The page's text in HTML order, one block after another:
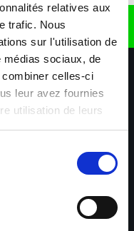
relatives aux
trafic. Nous
sur l'utilisation de
médias sociaux, de
celles-ci
leur avez fournies
utilisation de leurs
Aide & Contact
– Industrie,
Transport et